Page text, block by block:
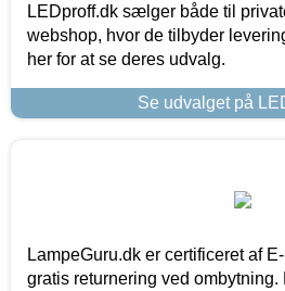
LEDproff.dk sælger både til
webshop, hvor de tilbyder
her for at se deres udvalg.
Se udvalget på
LampeGuru.dk er certificeret af
gratis returnering ved ombytning.